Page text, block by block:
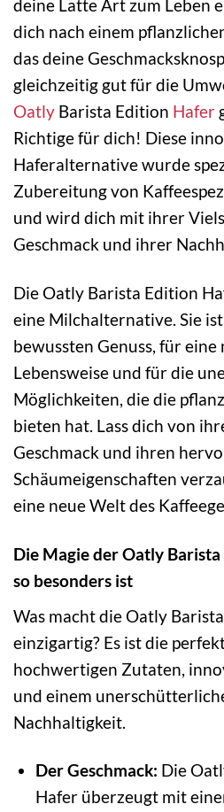
deine Latte Art zum Leben
dich nach einem
das deine
gleichzeitig gut für die
Oatly Barista Edition Hafer
Richtige für dich! Diese
Haferalternative wurde
Zubereitung von
und wird dich mit ihrer
Geschmack und ihrer
Die Oatly Barista Edition
eine Milchalternative. Sie
bewussten Genuss, für
Lebensweise und für die
Möglichkeiten, die die
bieten hat. Lass dich von
Geschmack und ihren
Schäumeigenschaften
eine neue Welt des
Die Magie der Oatly
so besonders ist
Was macht die Oatly
einzigartig? Es ist die
hochwertigen Zutaten,
und einem
Nachhaltigkeit.
Der Geschmack: Die
Hafer überzeugt mit